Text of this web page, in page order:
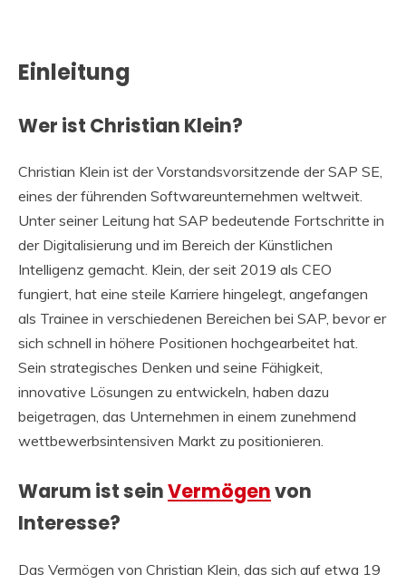
Einleitung
Wer ist Christian Klein?
Christian Klein ist der Vorstandsvorsitzende der SAP SE,
eines der führenden Softwareunternehmen weltweit.
Unter seiner Leitung hat SAP bedeutende Fortschritte in
der Digitalisierung und im Bereich der Künstlichen
Intelligenz gemacht. Klein, der seit 2019 als CEO
fungiert, hat eine steile Karriere hingelegt, angefangen
als Trainee in verschiedenen Bereichen bei SAP, bevor er
sich schnell in höhere Positionen hochgearbeitet hat.
Sein strategisches Denken und seine Fähigkeit,
innovative Lösungen zu entwickeln, haben dazu
beigetragen, das Unternehmen in einem zunehmend
wettbewerbsintensiven Markt zu positionieren.
Warum ist seinVermögenvon
Interesse?
Das Vermögen von Christian Klein, das sich auf etwa 19